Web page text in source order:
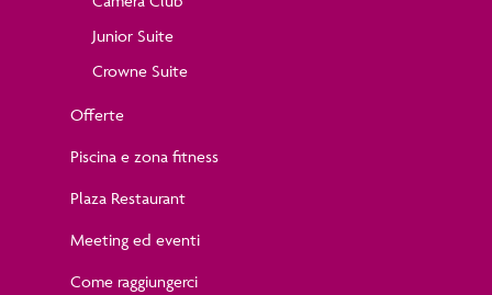
Junior Suite
Crowne Suite
Offerte
Piscina e zona fitness
Plaza Restaurant
Meeting ed eventi
Come raggiungerci